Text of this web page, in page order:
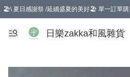
🏖️\ 夏日感謝祭 /延續盛夏的美好🏖️ 單一訂單
選擇GoGoX住宅/工商地址配送，單一訂單消
日樂zakka和風雜貨